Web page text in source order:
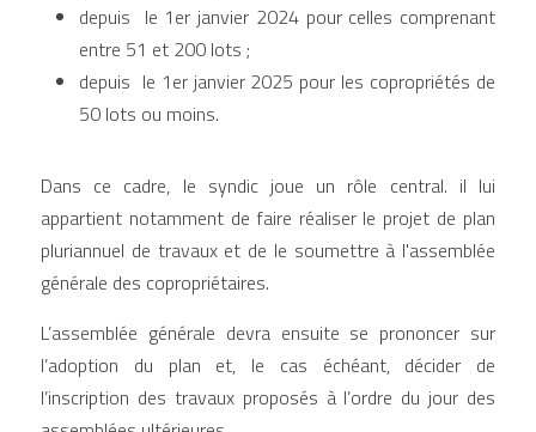
depuis  le 1er janvier 2024 pour celles comprenant
entre 51 et 200 lots ;
depuis  le 1er janvier 2025 pour les copropriétés de
Dans ce cadre, le syndic joue un rôle central. il lui
appartient notamment de faire réaliser le projet de plan
pluriannuel de travaux et de le soumettre à l'assemblée
générale des copropriétaires.
L’assemblée générale devra ensuite se prononcer sur
l’adoption du plan et, le cas échéant, décider de
l’inscription des travaux proposés à l’ordre du jour des